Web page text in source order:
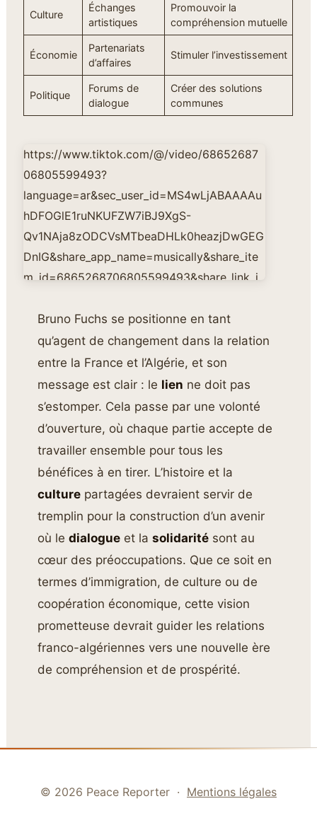
Culture
Échanges
artistiques
Promouvoir la
compréhension mutuelle
Économie
Partenariats
d’affaires
Stimuler l’investissement
Politique
Forums de
dialogue
Créer des solutions
communes
https://www.tiktok.com/@/video/68652687
06805599493?
language=ar&sec_user_id=MS4wLjABAAAAu
hDFOGlE1ruNKUFZW7iBJ9XgS-
Qv1NAja8zODCVsMTbeaDHLk0heazjDwGEG
DnIG&share_app_name=musically&share_ite
m_id=6865268706805599493&share_link_i
f6f0cd65c938&u_code=d4e821jekee7hh&us
er_id=6653805699115974662
Bruno Fuchs se positionne en tant
qu’agent de changement dans la relation
entre la France et l’Algérie, et son
message est clair : le lien ne doit pas
s’estomper. Cela passe par une volonté
d’ouverture, où chaque partie accepte de
travailler ensemble pour tous les
bénéfices à en tirer. L’histoire et la
culture partagées devraient servir de
tremplin pour la construction d’un avenir
où ledialogue et lasolidarité sont au
cœur des préoccupations. Que ce soit en
termes d’immigration, de culture ou de
coopération économique, cette vision
prometteuse devrait guider les relations
franco-algériennes vers une nouvelle ère
de compréhension et de prospérité.
© 2026 Peace Reporter · Mentions légales